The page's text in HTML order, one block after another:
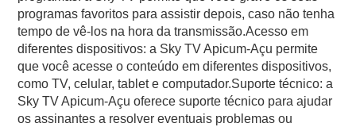
programas favoritos para assistir depois, caso não tenha
tempo de vê-los na hora da transmissão.Acesso em
diferentes dispositivos: a Sky TV Apicum-Açu permite
que você acesse o conteúdo em diferentes dispositivos,
como TV, celular, tablet e computador.Suporte técnico: a
Sky TV Apicum-Açu oferece suporte técnico para ajudar
os assinantes a resolver eventuais problemas ou